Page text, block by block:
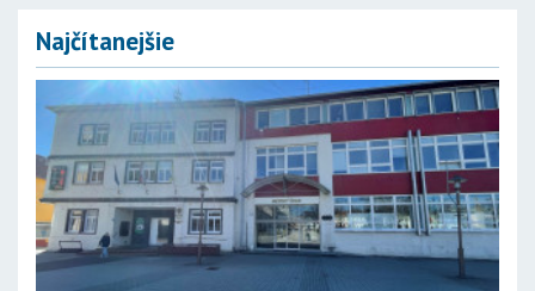
Najčítanejšie